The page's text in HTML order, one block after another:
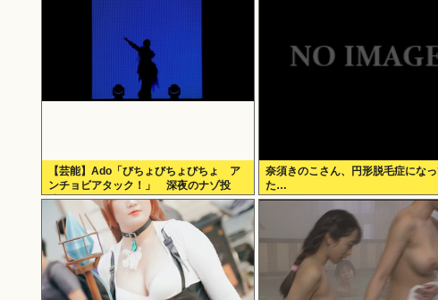
【芸能】Ado「びちょびちょびちょ ア
ンチョビアタック！」 深夜のナゾ投
稿...
奈須きのこさん、円形脱毛症にな
た…